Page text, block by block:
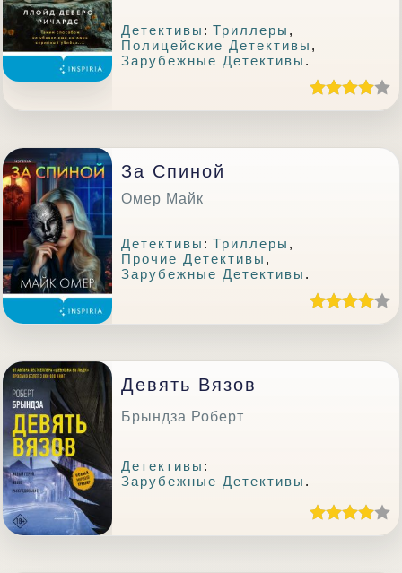
Детективы :Триллеры ,
Полицейские Детективы ,
Зарубежные Детективы .
За Спиной
Омер Майк
Детективы :Триллеры ,
Прочие Детективы ,
Зарубежные Детективы .
Девять Вязов
Брындза Роберт
Детективы :
Зарубежные Детективы .